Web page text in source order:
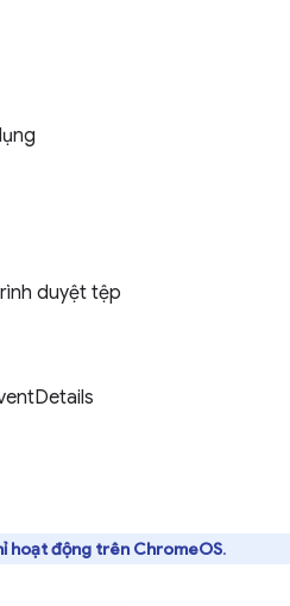
duyệt tệp
hoạt động trên ChromeOS.